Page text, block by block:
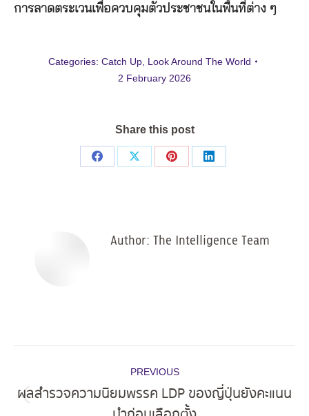
การลาดตระเวนเพื่อควบคุมตัวประชาชนในพื้นที่ต่าง ๆ
Categories: Catch Up, Look Around The World
2 February 2026
Share this post
Share
Share
Share
Share
Author: The Intelligence Team
navigation
PREVIOUS
Previous
ผลสำรวจความนิยมพรรค LDP ของญี่ปุ่นยังคะแนน